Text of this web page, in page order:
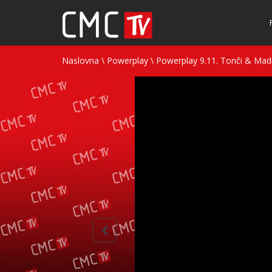
Naslovna \ Powerplay \ Powerplay 9.11. Tonči &